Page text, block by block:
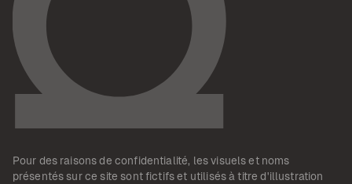
Pour des raisons de confidentialité, les visuels et noms
présentés sur ce site sont fictifs et utilisés à titre d'illustration